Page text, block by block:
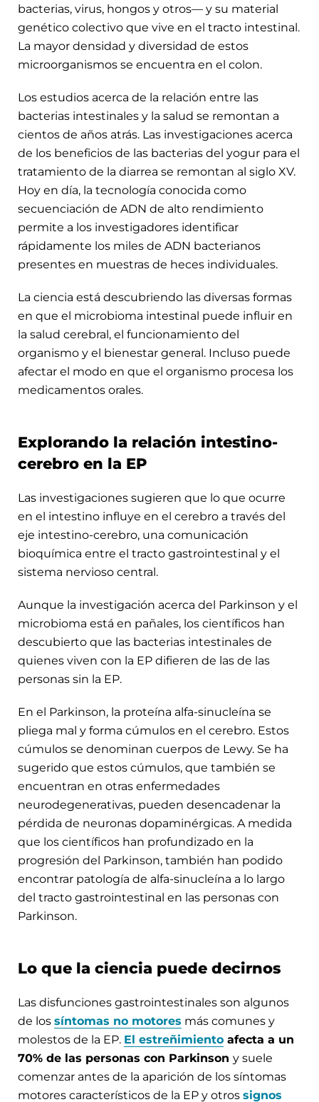
bacterias, virus, hongos y otros— y su material
genético colectivo que vive en el tracto intestinal.
La mayor densidad y diversidad de estos
microorganismos se encuentra en el colon.
Los estudios acerca de la relación entre las
bacterias intestinales y la salud se remontan a
cientos de años atrás. Las investigaciones acerca
de los beneficios de las bacterias del yogur para el
tratamiento de la diarrea se remontan al siglo XV.
Hoy en día, la tecnología conocida como
secuenciación de ADN de alto rendimiento
permite a los investigadores identificar
rápidamente los miles de ADN bacterianos
presentes en muestras de heces individuales.
La ciencia está descubriendo las diversas formas
en que el microbioma intestinal puede influir en
la salud cerebral, el funcionamiento del
organismo y el bienestar general. Incluso puede
afectar el modo en que el organismo procesa los
medicamentos orales.
Explorando la relación intestino-
cerebro en la EP
Las investigaciones sugieren que lo que ocurre
en el intestino influye en el cerebro a través del
eje intestino-cerebro, una comunicación
bioquímica entre el tracto gastrointestinal y el
sistema nervioso central.
Aunque la investigación acerca del Parkinson y el
microbioma está en pañales, los científicos han
descubierto que las bacterias intestinales de
quienes viven con la EP difieren de las de las
personas sin la EP.
En el Parkinson, la proteína alfa-sinucleína se
pliega mal y forma cúmulos en el cerebro. Estos
cúmulos se denominan cuerpos de Lewy. Se ha
sugerido que estos cúmulos, que también se
encuentran en otras enfermedades
neurodegenerativas, pueden desencadenar la
pérdida de neuronas dopaminérgicas. A medida
que los científicos han profundizado en la
progresión del Parkinson, también han podido
encontrar patología de alfa-sinucleína a lo largo
del tracto gastrointestinal en las personas con
Parkinson.
Lo que la ciencia puede decirnos
Las disfunciones gastrointestinales son algunos
de los síntomas no motores más comunes y
molestos de la EP. El estreñimiento afecta a un
70% de las personas con Parkinson y suele
comenzar antes de la aparición de los síntomas
motores característicos de la EP y otros signos